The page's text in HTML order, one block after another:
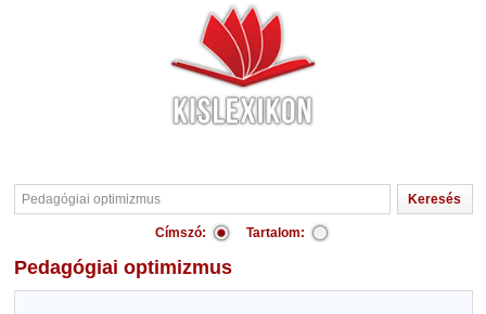
Címszó: Tartalom:
Pedagógiai optimizmus